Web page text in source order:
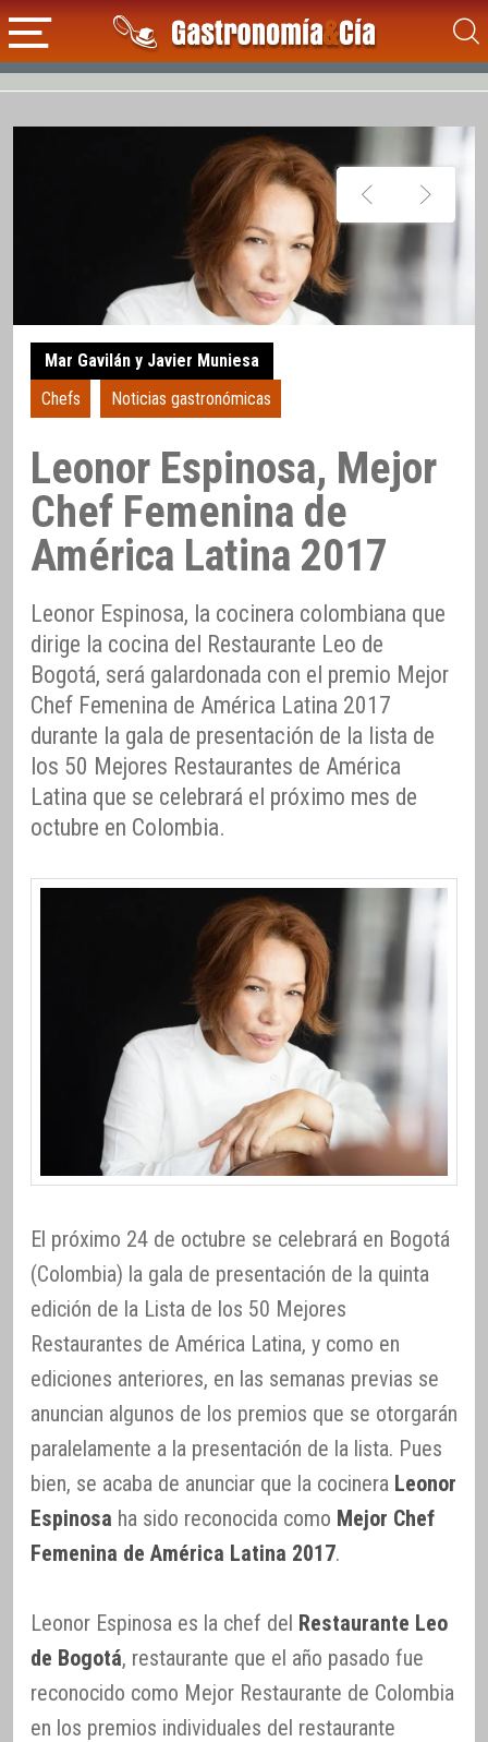
Mar Gavilán y Javier Muniesa
Chefs
Noticias gastronómicas
Leonor Espinosa, Mejor
Chef Femenina de
América Latina 2017
Leonor Espinosa, la cocinera colombiana que
dirige la cocina del Restaurante Leo de
Bogotá, será galardonada con el premio Mejor
Chef Femenina de América Latina 2017
durante la gala de presentación de la lista de
los 50 Mejores Restaurantes de América
Latina que se celebrará el próximo mes de
octubre en Colombia.
El próximo 24 de octubre se celebrará en Bogotá
(Colombia) la gala de presentación de la quinta
edición de la Lista de los 50 Mejores
Restaurantes de América Latina, y como en
ediciones anteriores, en las semanas previas se
anuncian algunos de los premios que se otorgarán
paralelamente a la presentación de la lista. Pues
bien, se acaba de anunciar que la cocinera Leonor
Espinosa ha sido reconocida como Mejor Chef
Femenina de América Latina 2017.
Leonor Espinosa es la chef del Restaurante Leo
de Bogotá, restaurante que el año pasado fue
reconocido como Mejor Restaurante de Colombia
en los premios individuales del restaurante